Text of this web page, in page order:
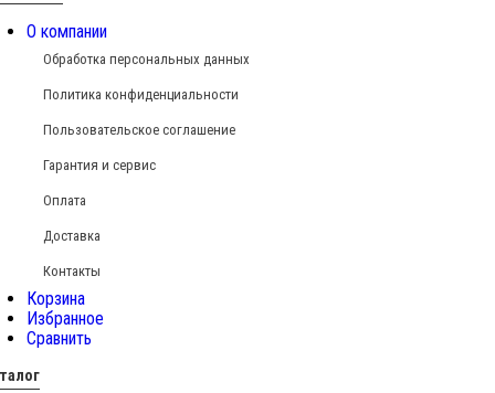
О компании
Обработка персональных данных
Политика конфиденциальности
Пользовательское соглашение
Гарантия и сервис
Оплата
Доставка
Контакты
Корзина
Избранное
Сравнить